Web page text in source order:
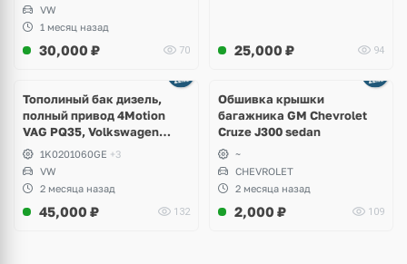
VW
1 месяц назад
30,000 ₽ 70 25,000 ₽ 94
Тополиный бак дизель,
полный привод 4Motion
VAG PQ35, Volkswagen
Scirocco, Golf V, VI, Skoda
Yeti, Octavia A5, Superb,
Audi A3, Seat Altea
1K0201060GE +3
VW
2 месяца назад
45,000 ₽ 132
Обшивка крышки
багажника GM Chevrolet
Cruze J300 sedan
~
CHEVROLET
2 месяца назад
2,000 ₽ 109